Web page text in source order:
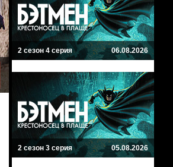
2 сезон 4 серия 06.08.2026
2 сезон 3 серия 05.08.2026